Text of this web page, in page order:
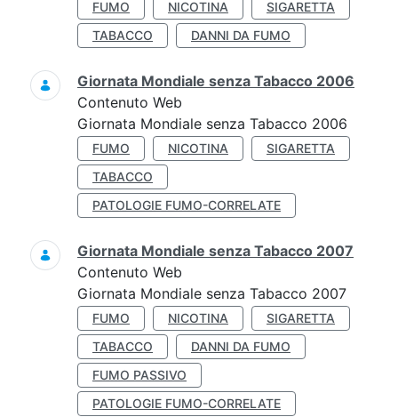
FUMO NICOTINA
SIGARETTA
TABACCO
DANNI DA FUMO
Giornata Mondiale senza Tabacco 2006
Contenuto Web
Giornata Mondiale senza Tabacco 2006
FUMO NICOTINA
SIGARETTA
TABACCO
PATOLOGIE FUMO-CORRELATE
Giornata Mondiale senza Tabacco 2007
Contenuto Web
Giornata Mondiale senza Tabacco 2007
FUMO NICOTINA
SIGARETTA
TABACCO
DANNI DA FUMO
FUMO PASSIVO
PATOLOGIE FUMO-CORRELATE